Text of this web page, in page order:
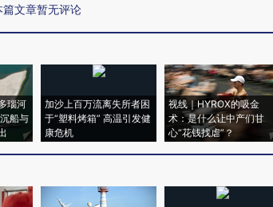
篇文章暂无评论
瑙河
船与
加沙上百万流离失所者困
于“塑料烤箱” 高温引发健
康危机
视线｜HYROX的吸金
术：是什么让中产们甘
心“花钱找虐”？